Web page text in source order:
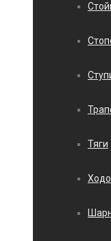
Тяги